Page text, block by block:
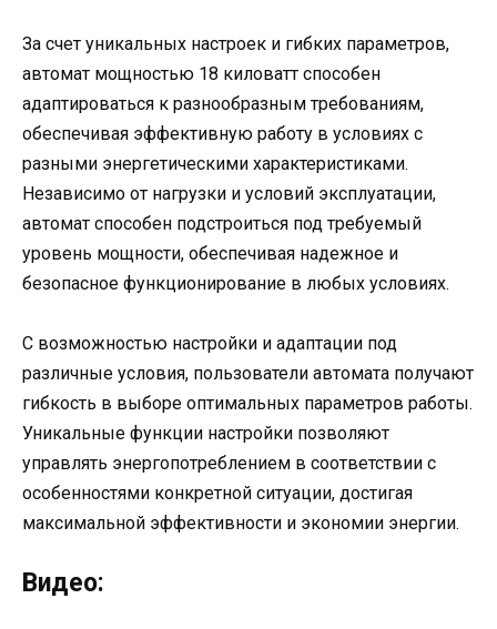
За счет уникальных настроек и гибких параметров,
автомат мощностью 18 киловатт способен
адаптироваться к разнообразным требованиям,
обеспечивая эффективную работу в условиях с
разными энергетическими характеристиками.
Независимо от нагрузки и условий эксплуатации,
автомат способен подстроиться под требуемый
уровень мощности, обеспечивая надежное и
безопасное функционирование в любых условиях.
С возможностью настройки и адаптации под
различные условия, пользователи автомата получают
гибкость в выборе оптимальных параметров работы.
Уникальные функции настройки позволяют
управлять энергопотреблением в соответствии с
особенностями конкретной ситуации, достигая
максимальной эффективности и экономии энергии.
Видео: